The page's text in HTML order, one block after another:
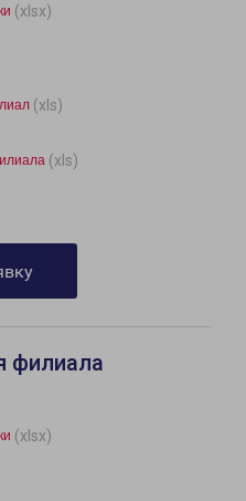
(xlsx)
(xls)
(xls)
филиала
(xlsx)